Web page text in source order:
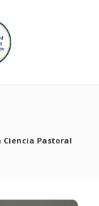
Ciencia Pastoral